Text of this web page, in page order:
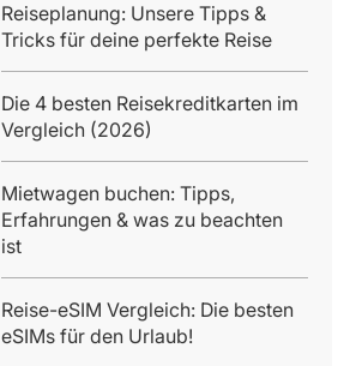
Reiseplanung: Unsere Tipps &
Tricks für deine perfekte Reise
Die 4 besten Reisekreditkarten im
Vergleich (2026)
Mietwagen buchen: Tipps,
Erfahrungen & was zu beachten
ist
Reise-eSIM Vergleich: Die besten
eSIMs für den Urlaub!